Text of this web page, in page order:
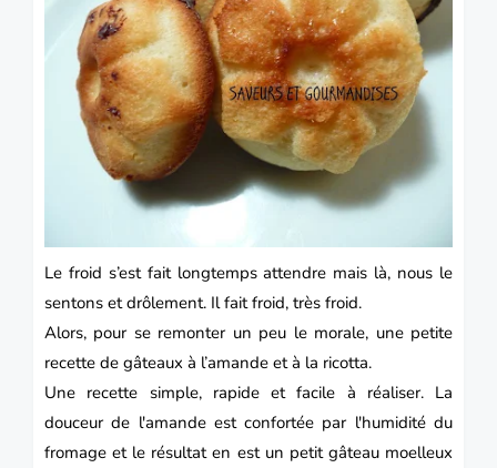
Le froid s’est fait longtemps attendre mais là, nous le
sentons et drôlement. Il fait froid, très froid.
Alors, pour se remonter un peu le morale, une petite
recette de gâteaux à l’amande et à la ricotta.
Une recette simple, rapide et facile à réaliser. La
douceur de l'amande est confortée par l'humidité du
fromage et le résultat en est un petit gâteau moelleux